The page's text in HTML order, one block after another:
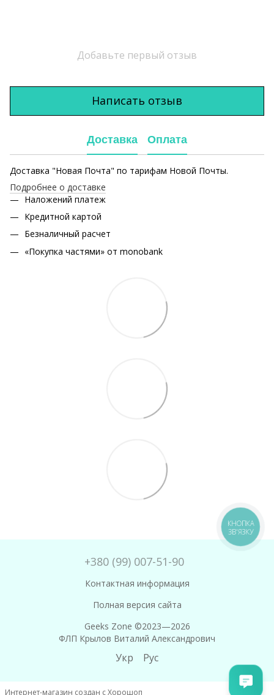
Добавьте первый отзыв
Написать отзыв
Доставка Оплата
Доставка "Новая Почта" по тарифам Новой Почты.
Подробнее о доставке
Наложений платеж
Кредитной картой
Безналичный расчет
«Покупка частями» от monobank
+380 (99) 007-51-90
Контактная информация
Полная версия сайта
Geeks Zone ©2023—2026
ФЛП Крылов Виталий Александрович
Укр Рус
Интернет-магазин создан с Хорошоп
КНОПКА
ЗВ'ЯЗКУ